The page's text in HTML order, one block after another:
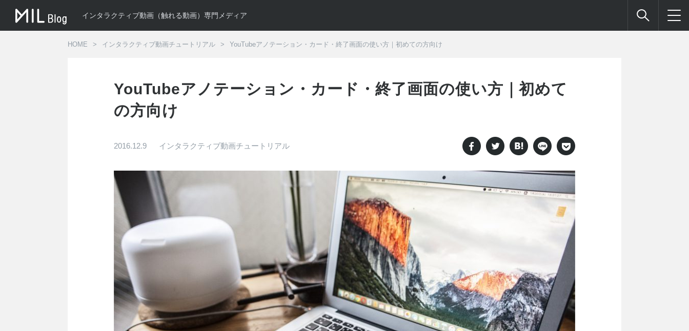
インタラクティブ動画（触れる動画）専門メディア
HOME インタラクティブ動画チュートリアル YouTubeアノテーション・カード・終了画面の使い方｜初めての方向け
YouTubeアノテーション・カード・終了画面の使い方｜初めて
の方向け
2016.12.9 インタラクティブ動画チュートリアル